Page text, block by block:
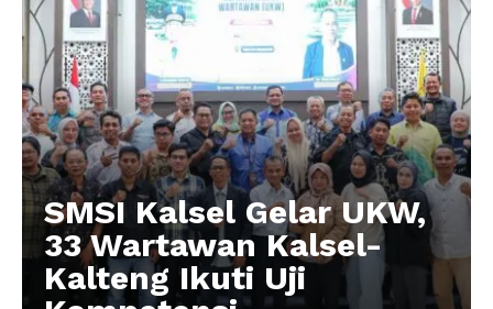
SMSI Kalsel Gelar UKW,
33 Wartawan Kalsel-
Kalteng Ikuti Uji